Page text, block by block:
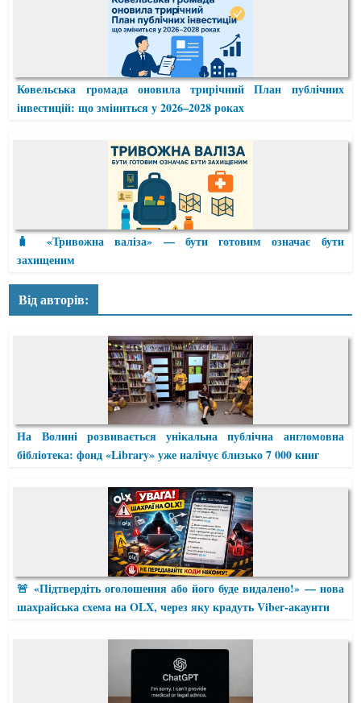
Ковельська громада оновила трирічний План публічних
інвестицій: що зміниться у 2026–2028 роках
🧳 «Тривожна валіза» — бути готовим означає бути
захищеним
Від авторів:
На Волині розвивається унікальна публічна англомовна
бібліотека: фонд «Library» уже налічує близько 7 000 книг
🚨 «Підтвердіть оголошення або його буде видалено!» — нова
шахрайська схема на OLX, через яку крадуть Viber-акаунти